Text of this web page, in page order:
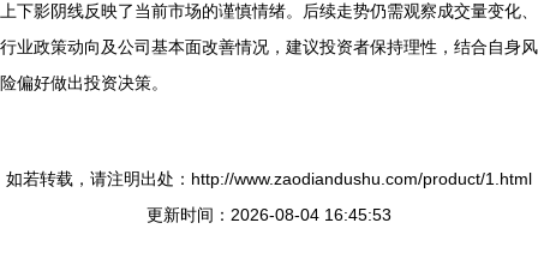
上下影阴线反映了当前市场的谨慎情绪。后续走势仍需观察成交量变化、
行业政策动向及公司基本面改善情况，建议投资者保持理性，结合自身风
险偏好做出投资决策。
如若转载，请注明出处：http://www.zaodiandushu.com/product/1.html
更新时间：2026-08-04 16:45:53